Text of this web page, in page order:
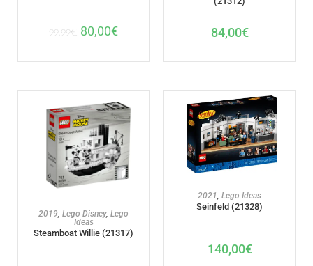
99,99€ 80,00€ 84,00€
AJOUTER AU PANIER
2019 Lego Disney, Lego
Ideas
Steamboat Willie (21317)
AJOUTER AU PANIER
2021, Lego Ideas
Seinfeld (21328)
140,00€